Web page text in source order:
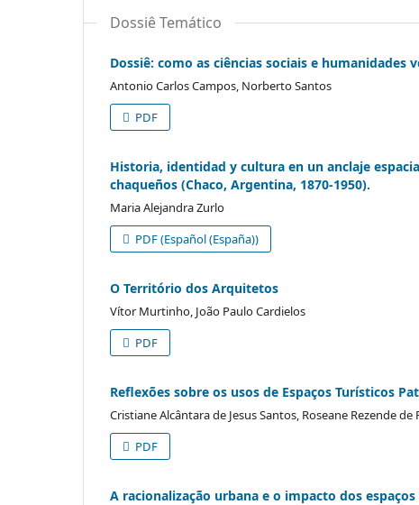
Dossiê Temático
Dossiê: como as ciências sociais e
Antonio Carlos Campos, Norberto Santos
PDF
Historia, identidad y cultura en un anclaje
chaqueños (Chaco, Argentina, 1870-1950).
Maria Alejandra Zurlo
PDF (Español (España))
O Território dos Arquitetos
Vítor Murtinho, João Paulo Cardielos
PDF
Reflexões sobre os usos de Espaços Turísticos
Cristiane Alcântara de Jesus Santos, Roseane Rezende de
PDF
A racionalização urbana e o impacto dos